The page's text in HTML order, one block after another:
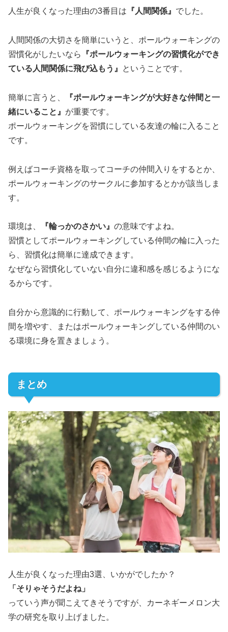
人生が良くなった理由の3番目は 『人間関係』 でした。
人間関係の大切さを簡単にいうと、ポールウォーキングの
習慣化がしたいなら
『ポールウォーキングの習慣化ができ
ている人間関係に飛び込もう』
ということです。
簡単に言うと、
『ポールウォーキングが大好きな仲間と一
緒にいること』 が重要です。
ポールウォーキングを習慣にしている友達の輪に入ること
です。
例えばコーチ資格を取ってコーチの仲間入りをするとか、
ポールウォーキングのサークルに参加するとかが該当しま
す。
環境は、 『輪っかのさかい』 の意味ですよね。
習慣としてポールウォーキングしている仲間の輪に入った
ら、習慣化は簡単に達成できます。
なぜなら習慣化していない自分に違和感を感じるようにな
るからです。
自分から意識的に行動して、ポールウォーキングをする仲
間を増やす、またはポールウォーキングしている仲間のい
る環境に身を置きましょう。
まとめ
人生が良くなった理由3選、いかがでしたか？
「そりゃそうだよね」
っていう声が聞こえてきそうですが、カーネギーメロン大
学の研究を取り上げました。